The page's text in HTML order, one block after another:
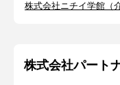
株式会社ニチイ学館（
株式会社パート